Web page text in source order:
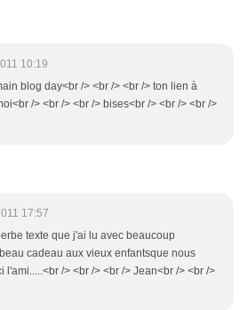
10:19
blog day<br /> <br /> <br /> ton lien à
/> <br /> <br /> bises<br /> <br /> <br />
17:57
texte que j'ai lu avec beaucoup
cadeau aux vieux enfantsque nous
l'ami.....<br /> <br /> <br /> Jean<br /> <br />